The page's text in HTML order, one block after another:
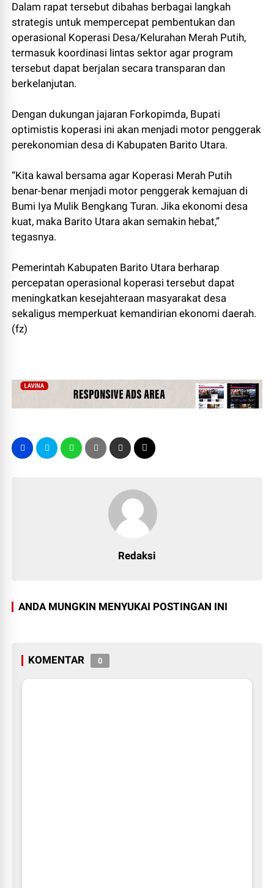
Dalam rapat tersebut dibahas berbagai langkah
strategis untuk mempercepat pembentukan dan
operasional Koperasi Desa/Kelurahan Merah Putih,
termasuk koordinasi lintas sektor agar program
tersebut dapat berjalan secara transparan dan
berkelanjutan.
Dengan dukungan jajaran Forkopimda, Bupati
optimistis koperasi ini akan menjadi motor penggerak
perekonomian desa di Kabupaten Barito Utara.
“Kita kawal bersama agar Koperasi Merah Putih
benar-benar menjadi motor penggerak kemajuan di
Bumi Iya Mulik Bengkang Turan. Jika ekonomi desa
kuat, maka Barito Utara akan semakin hebat,”
tegasnya.
Pemerintah Kabupaten Barito Utara berharap
percepatan operasional koperasi tersebut dapat
meningkatkan kesejahteraan masyarakat desa
sekaligus memperkuat kemandirian ekonomi daerah.
(fz)
Redaksi
ANDA MUNGKIN MENYUKAI POSTINGAN INI
KOMENTAR 0